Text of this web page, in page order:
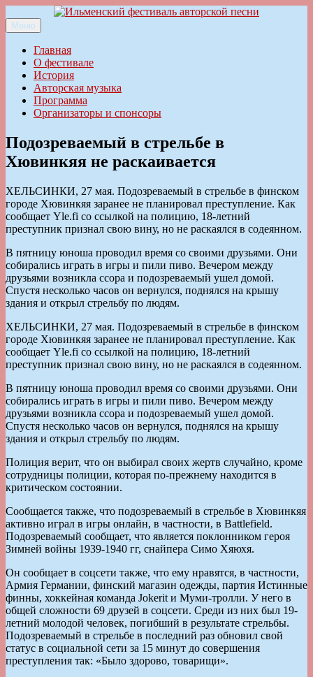
к
содержимому
Ильменский фестиваль авторской песни
Меню
Главная
О фестивале
История
Авторская музыка
Программа
Организаторы и спонсоры
Подозреваемый в стрельбе в
Хювинкяя не раскаивается
ХЕЛЬСИНКИ, 27 мая. Подозреваемый в стрельбе в финском
городе Хювинкяя заранее не планировал преступление. Как
сообщает Yle.fi со ссылкой на полицию, 18-летний
преступник признал свою вину, но не раскаялся в содеянном.
В пятницу юноша проводил время со своими друзьями. Они
собирались играть в игры и пили пиво. Вечером между
друзьями возникла ссора и подозреваемый ушел домой.
Спустя несколько часов он вернулся, поднялся на крышу
здания и открыл стрельбу по людям.
ХЕЛЬСИНКИ, 27 мая. Подозреваемый в стрельбе в финском
городе Хювинкяя заранее не планировал преступление. Как
сообщает Yle.fi со ссылкой на полицию, 18-летний
преступник признал свою вину, но не раскаялся в содеянном.
В пятницу юноша проводил время со своими друзьями. Они
собирались играть в игры и пили пиво. Вечером между
друзьями возникла ссора и подозреваемый ушел домой.
Спустя несколько часов он вернулся, поднялся на крышу
здания и открыл стрельбу по людям.
Полиция верит, что он выбирал своих жертв случайно, кроме
сотрудницы полиции, которая по-прежнему находится в
критическом состоянии.
Сообщается также, что подозреваемый в стрельбе в Хювинкяя
активно играл в игры онлайн, в частности, в Battlefield.
Подозреваемый сообщает, что является поклонником героя
Зимней войны 1939-1940 гг, снайпера Симо Хяюхя.
Он сообщает в соцсети также, что ему нравятся, в частности,
Армия Германии, финский магазин одежды, партия Истинные
финны, хоккейная команда Jokerit и Муми-тролли. У него в
общей сложности 69 друзей в соцсети. Среди из них был 19-
летний молодой человек, погибший в результате стрельбы.
Подозреваемый в стрельбе в последний раз обновил свой
статус в социальной сети за 15 минут до совершения
преступления так: «Было здорово, товарищи».